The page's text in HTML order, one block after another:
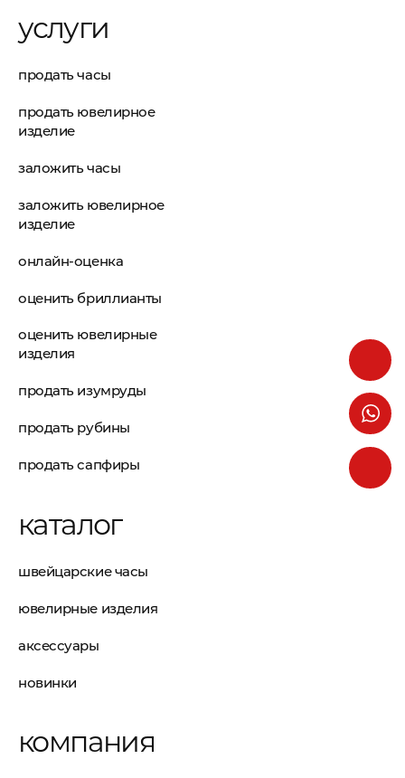
услуги
продать часы
продать ювелирное
изделие
заложить часы
заложить ювелирное
изделие
онлайн-оценка
оценить бриллианты
оценить ювелирные
изделия
продать изумруды
продать рубины
продать сапфиры
каталог
швейцарские часы
ювелирные изделия
аксессуары
новинки
компания